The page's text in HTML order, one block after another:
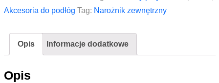
Akcesoria do podłóg Tag: Narożnik zewnętrzny
Opis Informacje dodatkowe
Opis